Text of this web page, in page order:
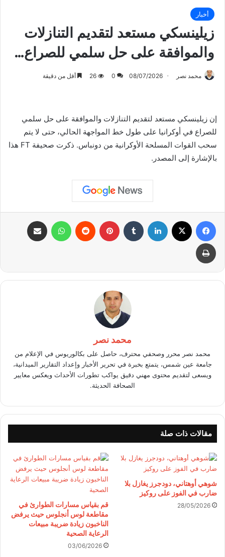
أخبار
زيلينسكي مستعد لتقديم التنازلات
والموافقة على حل سلمي للصراع…
محمد نصر 08/07/2026
0
26 أقل من دقيقة
إن زيلينسكي مستعد لتقديم التنازلات والموافقة على حل سلمي
للصراع في أوكرانيا على طول خط المواجهة الحالي، حتى لا يتم
سحب القوات المسلحة الأوكرانية من دونباس. ذكرت صحيفة FT هذا
بالإشارة إلى المصدر.
فيسبوك لينكدإن بينتيريست واتساب
طباعة
محمد نصر
محمد نصر محرر وصحفي محترف، حاصل على بكالوريوس في الإعلام من
جامعة عين شمس، يتمتع بخبرة في تحرير الأخبار وإعداد التقارير الميدانية،
ويسعى لتقديم محتوى مهني دقيق يواكب تطورات الأحداث ويعكس معايير
الصحافة الحديثة.
مقالات ذات صلة
شوهي أوهتاني، دودجرز يغازل بلا
ضارب في الفوز على روكيز
28/05/2026
قم بقياس مسارات الطوارئ في
مقاطعة لوس أنجلوس حيث يرفض
الناخبون زيادة ضريبة مبيعات
الرعاية الصحية
03/06/2026